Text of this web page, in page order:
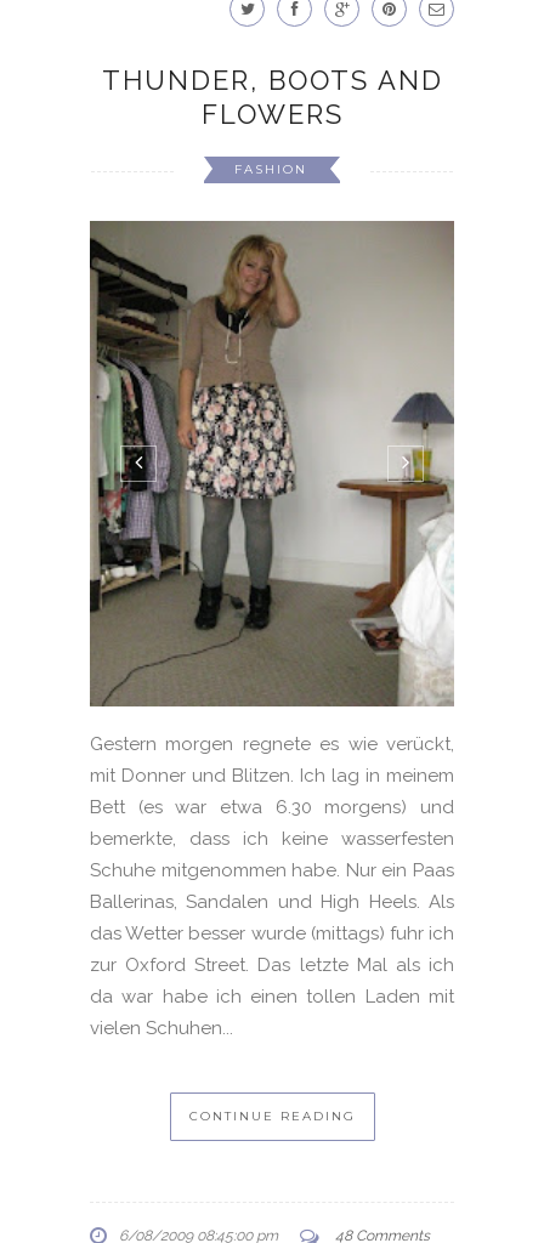
THUNDER, BOOTS AND
FLOWERS
FASHION
Gestern morgen regnete es wie verückt,
mit Donner und Blitzen. Ich lag in meinem
Bett (es war etwa 6.30 morgens) und
bemerkte, dass ich keine wasserfesten
Schuhe mitgenommen habe. Nur ein Paas
Ballerinas, Sandalen und High Heels. Als
das Wetter besser wurde (mittags) fuhr ich
zur Oxford Street. Das letzte Mal als ich
da war habe ich einen tollen Laden mit
vielen Schuhen...
CONTINUE READING
6/08/2009 08:45:00 pm 48 Comments